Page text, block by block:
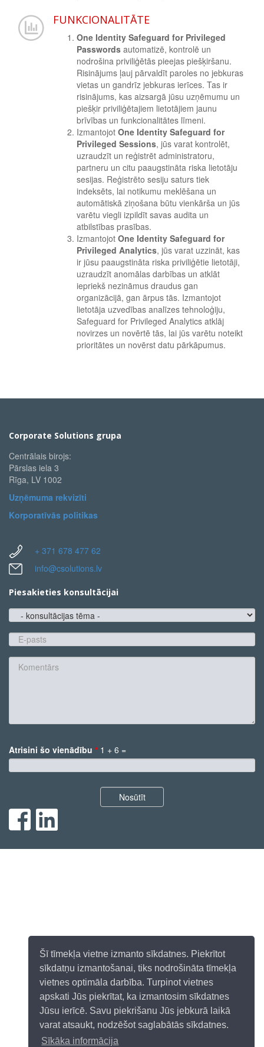
Šī tīmekļa vietne izmanto sīkdatnes. Piekrītot
sīkdatņu izmantošanai, tiks nodrošināta tīmekļa
vietnes optimāla darbība. Turpinot vietnes
apskati Jūs piekrītat, ka izmantosim sīkdatnes
Jūsu ierīcē. Savu piekrišanu Jūs jebkurā laikā
varat atsaukt, nodzēšot saglabātās sīkdatnes.
Sīkāka informācija
FUNKCIONALITĀTE
One Identity Safeguard for Privileged
Passwords automatizē, kontrolē un
nodrošina priviliģētās pieejas piešķiršanu.
Risinājums ļauj pārvaldīt paroles no jebkuras
vietas un gandrīz jebkuras ierīces. Tas ir
risinājums, kas aizsargā jūsu uzņēmumu un
piešķir priviliģētajiem lietotājiem jaunu
brīvības un funkcionalitātes līmeni.
Izmantojot One Identity Safeguard for
Privileged Sessions, jūs varat kontrolēt,
uzraudzīt un reģistrēt administratoru,
partneru un citu paaugstināta riska lietotāju
sesijas. Reģistrēto sesiju saturs tiek
indeksēts, lai notikumu meklēšana un
automātiskā ziņošana būtu vienkārša un jūs
varētu viegli izpildīt savas audita un
atbilstības prasības.
Izmantojot One Identity Safeguard for
Privileged Analytics, jūs varat uzzināt, kas
ir jūsu paaugstināta riska priviliģētie lietotāji,
uzraudzīt anomālas darbības un atklāt
iepriekš nezināmus draudus gan
organizācijā, gan ārpus tās. Izmantojot
lietotāja uzvedības analīzes tehnoloģiju,
Safeguard for Privileged Analytics atklāj
novirzes un novērtē tās, lai jūs varētu noteikt
prioritātes un novērst datu pārkāpumus.
Corporate Solutions grupa
Centrālais birojs:
Pārslas iela 3
Rīga, LV 1002
Uzņēmuma rekvizīti
Korporatīvās politikas
+ 371 678 477 62
info@csolutions.lv
Piesakieties konsultācijai
konsultācijas
tēma
E-
pasts
*
Atrisini šo vienādību * 1 + 6 =
Nosūtīt